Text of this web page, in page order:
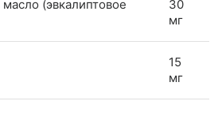
(эвкалиптовое
30
мг
15
мг